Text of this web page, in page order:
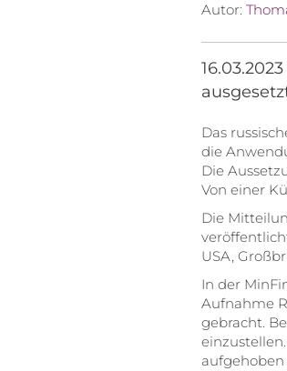
Autor:
Das
die
Die
Von einer
Die
USA,
In der
Aufnahme
gebracht.